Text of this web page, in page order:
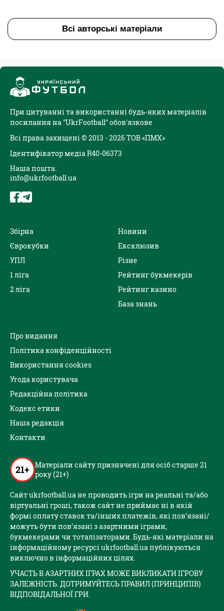
Всі авторські матеріали
При цитуванні та використанні будь-яких матеріалів
посилання на "UkrFootball" обов'язкове
Всі права захищені © 2013 - 2026 ТОВ «ПМХ»
Ідентифікатор медіа R40-06373
Наша пошта:
info@ukrfootball.ua
Збірна
Єврокубки
УПЛ
1 ліга
2 ліга
Новини
Ексклюзив
Різне
Рейтинг букмекерів
Рейтинг казино
База знань
Про видання
Політика конфіденційності
Використання cookies
Угода користувача
Редакційна політика
Кодекс етики
Наша редакція
Контакти
21+ Матеріали сайту призначені для осіб старше 21
року (21+)
Сайт ukrfootball.ua не проводить ігри на реальні та/або
віртуальні гроші, також сайт не приймає ні в якій
формі оплату ставок та/інших платежів, які пов’язані/
можуть бути пов’язані з азартними іграми,
букмекерами чи тоталізаторами. Будь-які матеріали на
інформаційному ресурсі ukrfootball.ua публікуються
виключно в інформаційних цілях.
УЧАСТЬ В АЗАРТНИХ ІГРАХ МОЖЕ ВИКЛИКАТИ ІГРОВУ
ЗАЛЕЖНІСТЬ. ДОТРИМУЙТЕСЬ ПРАВИЛ (ПРИНЦИПІВ)
ВІДПОВІДАЛЬНОЇ ГРИ.